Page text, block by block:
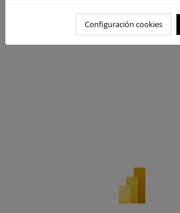
Configuración cookies